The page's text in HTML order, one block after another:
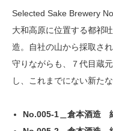
Selected Sake Brewery
大和高原に位置する都祁
造。自社の山から採取さ
守りながらも、７代目蔵
し、これまでにない新た
No.005-1＿倉本酒造